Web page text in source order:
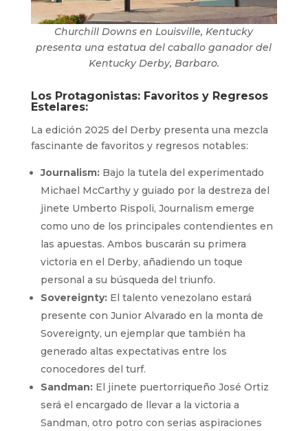
Churchill Downs en Louisville, Kentucky
presenta una estatua del caballo ganador del
Kentucky Derby, Barbaro.
Los Protagonistas: Favoritos y Regresos
Estelares:
La edición 2025 del Derby presenta una mezcla
fascinante de favoritos y regresos notables:
Journalism:Bajo la tutela del experimentado
Michael McCarthy y guiado por la destreza del
jinete Umberto Rispoli, Journalism emerge
como uno de los principales contendientes en
las apuestas. Ambos buscarán su primera
victoria en el Derby, añadiendo un toque
personal a su búsqueda del triunfo.
Sovereignty:El talento venezolano estará
presente con Junior Alvarado en la monta de
Sovereignty, un ejemplar que también ha
generado altas expectativas entre los
conocedores del turf.
Sandman:El jinete puertorriqueño José Ortiz
será el encargado de llevar a la victoria a
Sandman, otro potro con serias aspiraciones